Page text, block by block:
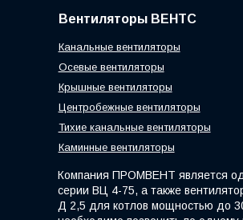
Вентиляторы ВЕНТС
Канальные вентиляторы
Осевые вентиляторы
Крышные вентиляторы
Центробежные вентиляторы
Тихие канальные вентиляторы
Каминные вентиляторы
Компания ПРОМВЕНТ является
серии ВЦ 4-75, а также
Д 2,5 для котлов мощностью до